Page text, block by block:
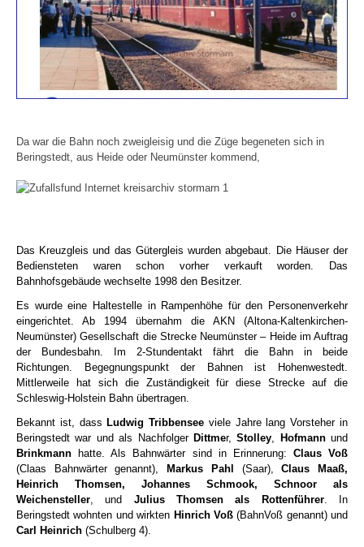
Da war die Bahn noch zweigleisig und die Züge begeneten sich in
Beringstedt, aus Heide oder Neumünster kommend,
Das Kreuzgleis und das Gütergleis wurden abgebaut. Die Häuser der
Bediensteten waren schon vorher verkauft worden. Das
Bahnhofsgebäude wechselte 1998 den Besitzer.
Es wurde eine Haltestelle in Rampenhöhe für den Personenverkehr
eingerichtet. Ab 1994 übernahm die AKN (Altona-Kaltenkirchen-
Neumünster) Gesellschaft die Strecke Neumünster – Heide im Auftrag
der Bundesbahn. Im 2-Stundentakt fährt die Bahn in beide
Richtungen. Begegnungspunkt der Bahnen ist Hohenwestedt.
Mittlerweile hat sich die Zuständigkeit für diese Strecke auf die
Schleswig-Holstein Bahn übertragen.
Bekannt ist, dass Ludwig Tribbensee viele Jahre lang Vorsteher in
Beringstedt war und als Nachfolger Dittmer,Stolley Hofmannund
Brinkmann
hatte. Als Bahnwärter sind in Erinnerung: Claus Voß
(Claas Bahnwärter genannt),
Markus Pahl (Saar),Claus Maaß,
Heinrich Thomsen, Johannes Schmook, Schnoor als
Weichensteller , und Julius Thomsen als Rottenführer. In
Beringstedt wohnten und wirkten Hinrich Voß(BahnVoß genannt) und
Carl Heinrich (Schulberg 4).